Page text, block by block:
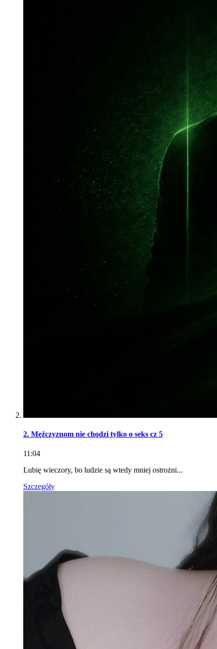
2. Mężczyznom nie chodzi tylko o seks cz 5
11:04
Lubię wieczory, bo ludzie są wtedy mniej ostrożni...
Szczegóły